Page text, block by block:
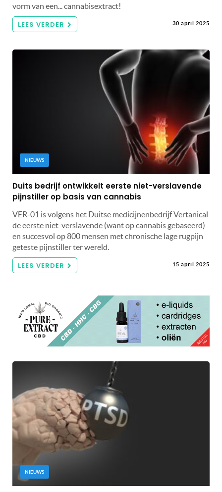
vorm van een... cannabisextract!
LEES VERDER 30 april 2025
NIEUWS
Duits bedrijf ontwikkelt eerste niet-verslavende
pijnstiller op basis van cannabis
VER-01 is volgens het Duitse medicijnenbedrijf Vertanical
de eerste niet-verslavende (want op cannabis gebaseerd)
en succesvol op 800 mensen met chronische lage rugpijn
geteste pijnstiller ter wereld.
LEES VERDER 15 april 2025
NIEUWS